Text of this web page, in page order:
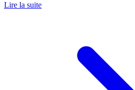
Lire la suite